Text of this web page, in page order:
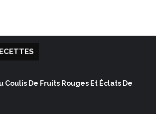
Coulis De Fruits Rouges Et Éclats De